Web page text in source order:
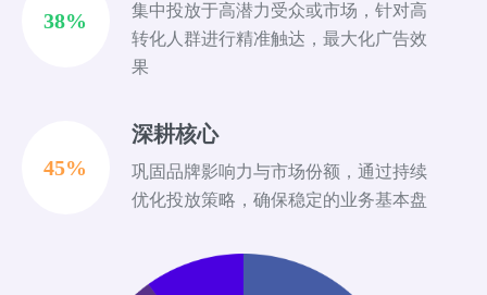
38%
集中投放于高潜力受众或市场，针对高
转化人群进行精准触达，最大化广告效
果
45%
深耕核心
巩固品牌影响力与市场份额，通过持续
优化投放策略，确保稳定的业务基本盘